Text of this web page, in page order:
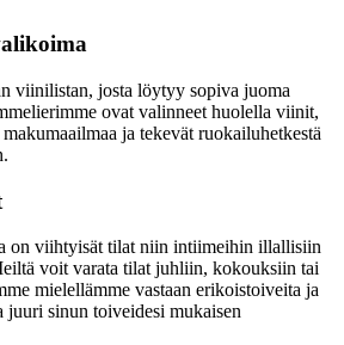
viinilistan, josta löytyy sopiva juoma
ovat valinneet huolella viinit,
ja tekevät ruokailuhetkestä
on viihtyisät tilat niin intiimeihin illallisiin
voit varata tilat juhliin, kokouksiin tai
mielellämme vastaan erikoistoiveita ja
juuri sinun toiveidesi mukaisen